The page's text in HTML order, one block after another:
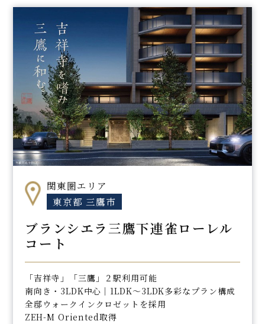
関東圏エリア
東京都 三鷹市
ブランシエラ三鷹下連雀ローレル
コート
「吉祥寺」「三鷹」２駅利用可能
南向き・3LDK中心｜1LDK～3LDK多彩なプラン構成
全邸ウォークインクロゼットを採用
ZEH-M Oriented取得